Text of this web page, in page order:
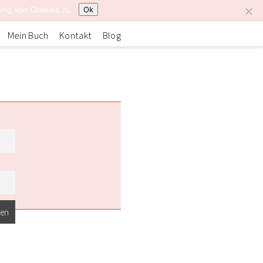
Mein Buch Kontakt Blog
von Cookies zu. Ok